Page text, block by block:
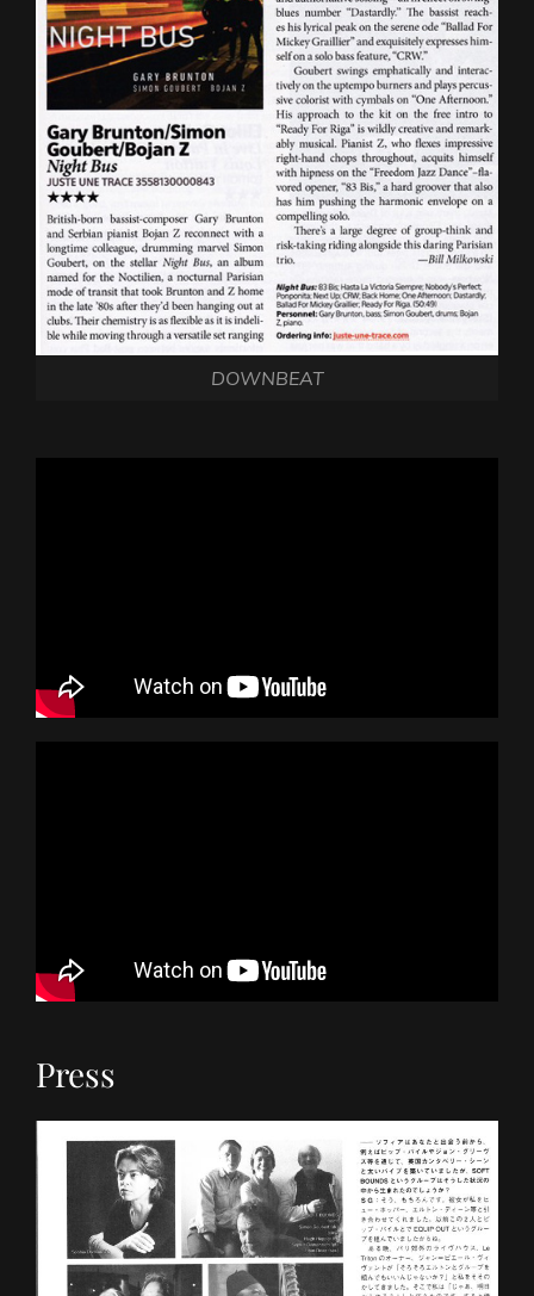
DOWNBEAT
Press